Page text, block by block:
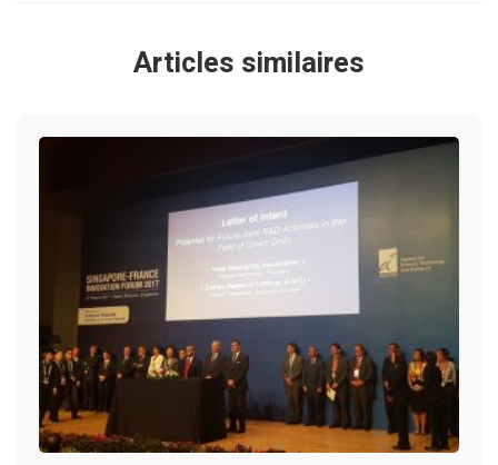
Articles similaires